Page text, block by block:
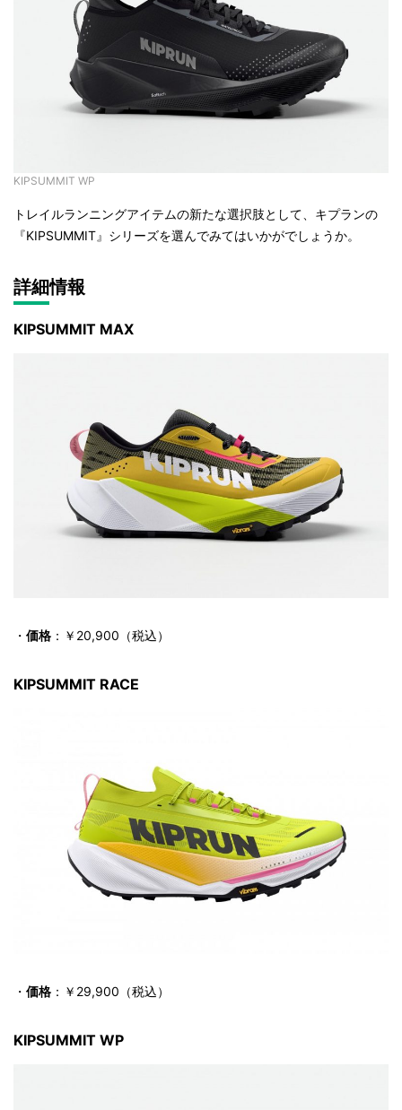
KIPSUMMIT WP
トレイルランニングアイテムの新たな選択肢として、キプランの
『KIPSUMMIT』シリーズを選んでみてはいかがでしょうか。
詳細情報
KIPSUMMIT MAX
・ 価格 ：￥20,900（税込）
KIPSUMMIT RACE
・ 価格 ：￥29,900（税込）
KIPSUMMIT WP